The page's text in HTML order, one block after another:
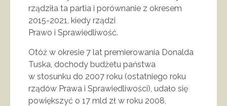
rządziła ta partia i porównanie z okresem
2015-2021, kiedy rządzi
Prawo i Sprawiedliwość.
Otóż w okresie 7 lat premierowania Donalda
Tuska, dochody budżetu państwa
w stosunku do 2007 roku (ostatniego roku
rządów Prawa i Sprawiedliwości), udało się
powiększyć o 17 mld zł w roku 2008,